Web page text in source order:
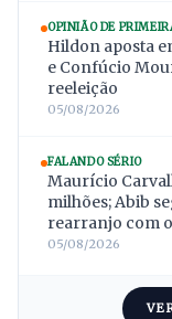
OPINIÃO DE
Hildon aposta
e Confúcio
reeleição
05/08/2026
FALANDO SÉRIO
Maurício
milhões; Abib
rearranjo com
05/08/2026